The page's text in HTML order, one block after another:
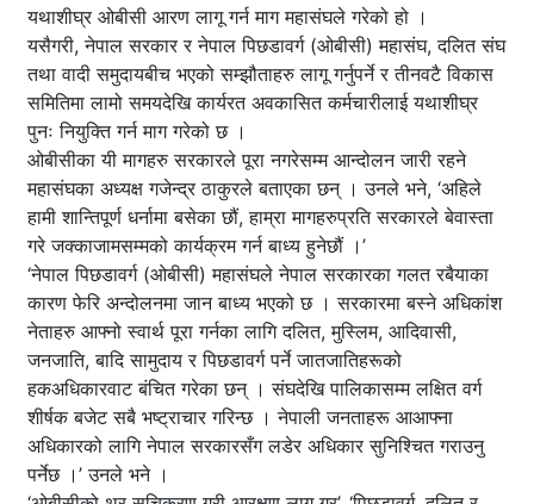
यथाशीघ्र ओबीसी आरण लागू गर्न माग महासंघले गरेको हो ।
यसैगरी, नेपाल सरकार र नेपाल पिछडावर्ग (ओबीसी) महासंघ, दलित संघ
तथा वादी समुदायबीच भएको सम्झौताहरु लागू गर्नुपर्ने र तीनवटै विकास
समितिमा लामो समयदेखि कार्यरत अवकासित कर्मचारीलाई यथाशीघ्र
पुनः नियुक्ति गर्न माग गरेको छ ।
ओबीसीका यी मागहरु सरकारले पूरा नगरेसम्म आन्दोलन जारी रहने
महासंघका अध्यक्ष गजेन्द्र ठाकुरले बताएका छन् । उनले भने, ‘अहिले
हामी शान्तिपूर्ण धर्नामा बसेका छौं, हाम्रा मागहरुप्रति सरकारले बेवास्ता
गरे जक्काजामसम्मको कार्यक्रम गर्न बाध्य हुनेछौं ।’
‘नेपाल पिछडावर्ग (ओबीसी) महासंघले नेपाल सरकारका गलत रबैयाका
कारण फेरि अन्दोलनमा जान बाध्य भएको छ । सरकारमा बस्ने अधिकांश
नेताहरु आफ्नो स्वार्थ पूरा गर्नका लागि दलित, मुस्लिम, आदिवासी,
जनजाति, बादि सामुदाय र पिछडावर्ग पर्ने जातजातिहरूको
हकअधिकारवाट बंचित गरेका छन् । संघदेखि पालिकासम्म लक्षित वर्ग
शीर्षक बजेट सबै भष्ट्राचार गरिन्छ । नेपाली जनताहरू आआफ्ना
अधिकारको लागि नेपाल सरकारसँग लडेर अधिकार सुनिश्चित गराउनु
पर्नेछ ।’ उनले भने ।